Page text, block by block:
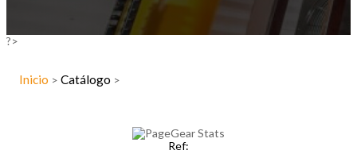
?>
Inicio > Catálogo >
Ref: